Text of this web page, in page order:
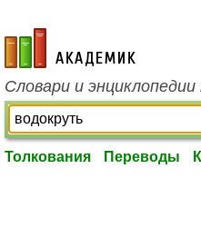
academic.ru
Словари и
Толкования Переводы